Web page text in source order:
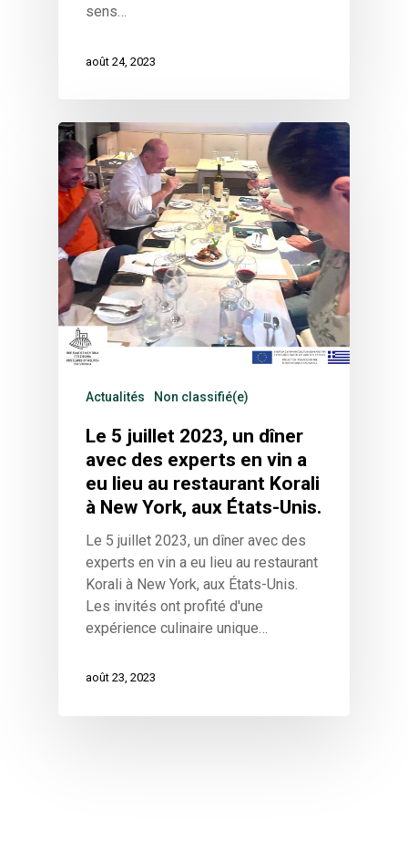
sens…
août 24, 2023
Actualités Non classifié(e)
Le 5 juillet 2023, un dîner
avec des experts en vin a
eu lieu au restaurant Korali
à New York, aux États-Unis.
Le 5 juillet 2023, un dîner avec des
experts en vin a eu lieu au restaurant
Korali à New York, aux États-Unis.
Les invités ont profité d'une
expérience culinaire unique…
août 23, 2023